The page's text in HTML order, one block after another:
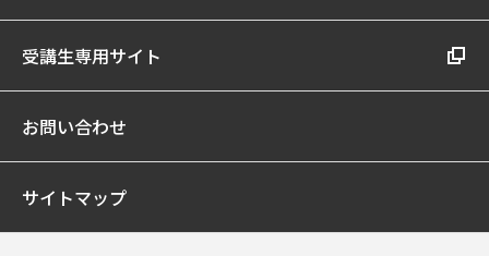
受講生専用サイト
お問い合わせ
サイトマップ